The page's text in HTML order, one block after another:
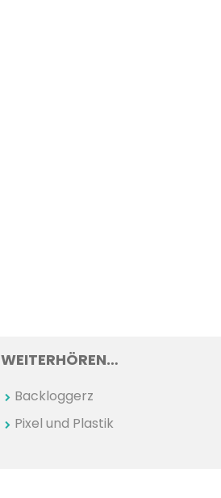
WEITERHÖREN…
Backloggerz
Pixel und Plastik